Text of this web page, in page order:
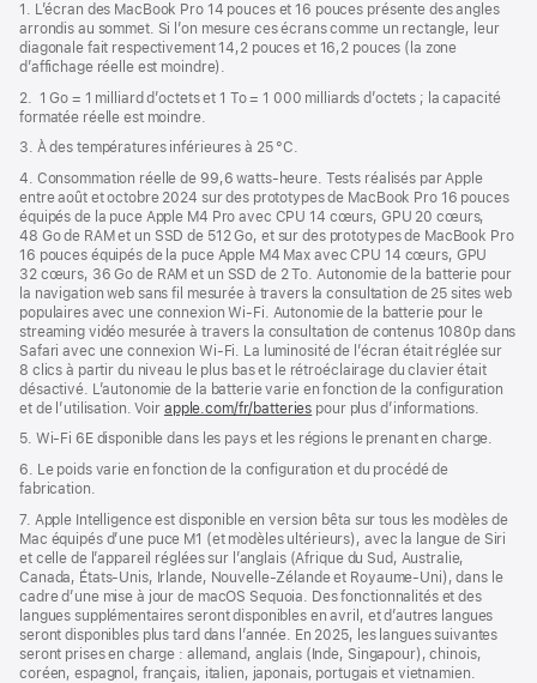
une
nouvelle
fenêtre)
1. L’écran des MacBook Pro 14 pouces et 16 pouces présente des angles
arrondis au sommet. Si l’on mesure ces écrans comme un rectangle, leur
diagonale fait respectivement 14,2 pouces et 16,2 pouces (la zone
d’affichage réelle est moindre).
2. 1 Go = 1 milliard d’octets et 1 To = 1 000 milliards d’octets ; la capacité
formatée réelle est moindre.
3. À des températures inférieures à 25 °C.
4. Consommation réelle de 99,6 watts‑heure. Tests réalisés par Apple
entre août et octobre 2024 sur des prototypes de MacBook Pro 16 pouces
équipés de la puce Apple M4 Pro avec CPU 14 cœurs, GPU 20 cœurs,
48 Go de RAM et un SSD de 512 Go, et sur des prototypes de MacBook Pro
16 pouces équipés de la puce Apple M4 Max avec CPU 14 cœurs, GPU
32 cœurs, 36 Go de RAM et un SSD de 2 To. Autonomie de la batterie pour
la navigation web sans fil mesurée à travers la consultation de 25 sites web
populaires avec une connexion Wi-Fi. Autonomie de la batterie pour le
streaming vidéo mesurée à travers la consultation de contenus 1080p dans
Safari avec une connexion Wi-Fi. La luminosité de l’écran était réglée sur
8 clics à partir du niveau le plus bas et le rétroéclairage du clavier était
désactivé. L’autonomie de la batterie varie en fonction de la configuration
et de l’utilisation. Voir apple.com/fr/batteries pour plus d’informations.
5. Wi-Fi 6E disponible dans les pays et les régions le prenant en charge.
6. Le poids varie en fonction de la configuration et du procédé de
fabrication.
7. Apple Intelligence est disponible en version bêta sur tous les modèles de
Mac équipés d’une puce M1 (et modèles ultérieurs), avec la langue de Siri
et celle de l’appareil réglées sur l’anglais (Afrique du Sud, Australie,
Canada, États-Unis, Irlande, Nouvelle-Zélande et Royaume-Uni), dans le
cadre d’une mise à jour de macOS Sequoia. Des fonctionnalités et des
langues supplémentaires seront disponibles en avril, et d’autres langues
seront disponibles plus tard dans l’année. En 2025, les langues suivantes
seront prises en charge : allemand, anglais (Inde, Singapour), chinois,
coréen, espagnol, français, italien, japonais, portugais et vietnamien.